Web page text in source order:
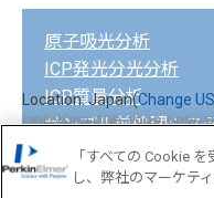
カテゴリを参照
原子吸光分析
ICP発光分光分析
ICP質量分析
サンプル前処理シス
Location: Japan(Change
COPYRIGHT © 1998-2026
「すべての Cookie
し、弊社のマーケテ